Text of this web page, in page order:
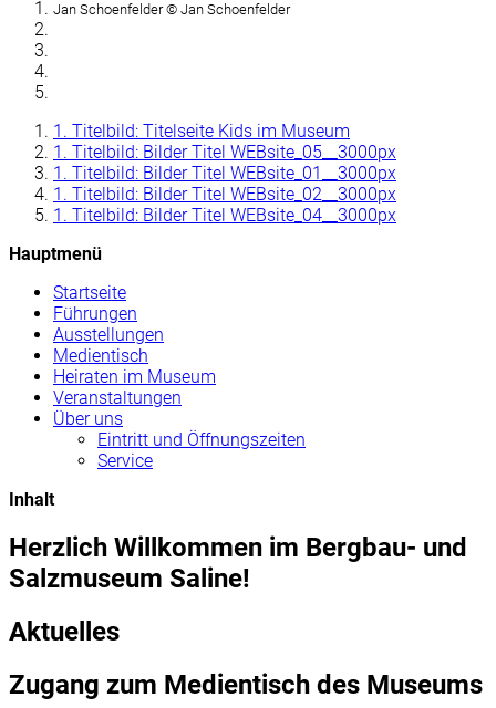
Jan Schoenfelder © Jan Schoenfelder
1. Titelbild: Titelseite Kids im Museum
1. Titelbild: Bilder Titel WEBsite_05__3000px
1. Titelbild: Bilder Titel WEBsite_01__3000px
1. Titelbild: Bilder Titel WEBsite_02__3000px
1. Titelbild: Bilder Titel WEBsite_04__3000px
Hauptmenü
Startseite
Führungen
Ausstellungen
Medientisch
Heiraten im Museum
Veranstaltungen
Über uns
Eintritt und Öffnungszeiten
Service
Inhalt
Herzlich Willkommen im Bergbau- und
Salzmuseum Saline!
Aktuelles
Zugang zum Medientisch des Museums